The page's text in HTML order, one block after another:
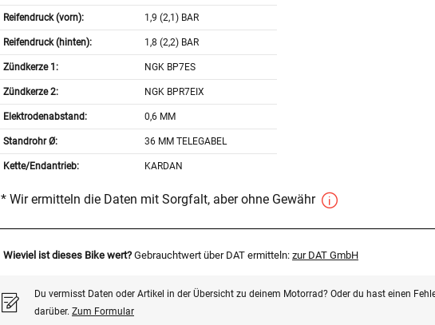
Reifendruck (vorn): 1,9 (2,1) BAR
Reifendruck (hinten): 1,8 (2,2) BAR
Zündkerze 1: NGK BP7ES
Zündkerze 2: NGK BPR7EIX
Elektrodenabstand: 0,6 MM
Standrohr Ø: 36 MM TELEGABEL
Kette/Endantrieb: KARDAN
* Wir ermitteln die Daten mit Sorgfalt, aber ohne Gewähr
Wieviel ist dieses Bike wert? Gebrauchtwert über DAT ermitteln: zur DAT GmbH
Du vermisst Daten oder Artikel in der Übersicht zu deinem Motorrad? Oder du hast einen
darüber. Zum Formular